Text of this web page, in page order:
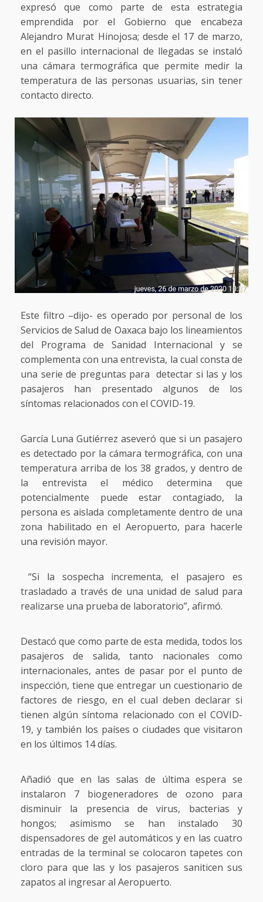
expresó que como parte de esta estrategia
emprendida por el Gobierno que encabeza
Alejandro Murat Hinojosa; desde el 17 de marzo,
en el pasillo internacional de llegadas se instaló
una cámara termográfica que permite medir la
temperatura de las personas usuarias, sin tener
contacto directo.
Este filtro –dijo- es operado por personal de los
Servicios de Salud de Oaxaca bajo los lineamientos
del Programa de Sanidad Internacional y se
complementa con una entrevista, la cual consta de
una serie de preguntas para detectar si las y los
pasajeros han presentado algunos de los
síntomas relacionados con el COVID-19.
García Luna Gutiérrez aseveró que si un pasajero
es detectado por la cámara termográfica, con una
temperatura arriba de los 38 grados, y dentro de
la entrevista el médico determina que
potencialmente puede estar contagiado, la
persona es aislada completamente dentro de una
zona habilitado en el Aeropuerto, para hacerle
una revisión mayor.
“Si la sospecha incrementa, el pasajero es
trasladado a través de una unidad de salud para
realizarse una prueba de laboratorio”, afirmó.
Destacó que como parte de esta medida, todos los
pasajeros de salida, tanto nacionales como
internacionales, antes de pasar por el punto de
inspección, tiene que entregar un cuestionario de
factores de riesgo, en el cual deben declarar si
tienen algún síntoma relacionado con el COVID-
19, y también los países o ciudades que visitaron
en los últimos 14 días.
Añadió que en las salas de última espera se
instalaron 7 biogeneradores de ozono para
disminuir la presencia de virus, bacterias y
hongos; asimismo se han instalado 30
dispensadores de gel automáticos y en las cuatro
entradas de la terminal se colocaron tapetes con
cloro para que las y los pasajeros saniticen sus
zapatos al ingresar al Aeropuerto.